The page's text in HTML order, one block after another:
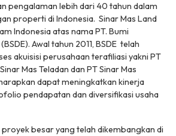
pengalaman lebih dari 40 tahun dalam
properti di Indonesia. Sinar Mas Land
Indonesia atas nama PT. Bumi
Awal tahun 2011, BSDE telah
akuisisi perusahaan terafiliasi yakni PT
Mas Teladan dan PT Sinar Mas
dapat meningkatkan kinerja
pendapatan dan diversifikasi usaha
besar yang telah dikembangkan di